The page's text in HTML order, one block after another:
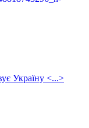
Україну <...>